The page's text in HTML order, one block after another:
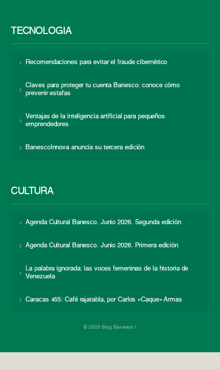
TECNOLOGÍA
Recomendaciones para evitar el fraude cibernético
Claves para proteger tu cuenta Banesco: conoce cómo
prevenir estafas
Ventajas de la inteligencia artificial para pequeños
emprendedores
BanescoInnova anuncia su tercera edición
CULTURA
Agenda Cultural Banesco. Junio 2026. Segunda edición
Agenda Cultural Banesco. Junio 2026. Primera edición
La palabra ignorada: las voces femeninas de la historia de
Venezuela
Caracas 455: Café rajatabla, por Carlos «Caque» Armas
© 2026 Blog Banesco |